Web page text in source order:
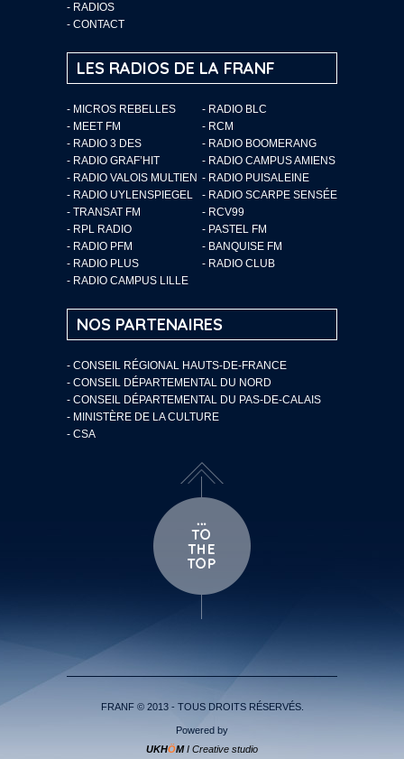
- RADIOS
- CONTACT
LES RADIOS DE LA FRANF
- MICROS REBELLES
- RADIO BLC
- MEET FM
- RCM
- RADIO 3 DES
- RADIO BOOMERANG
- RADIO GRAF’HIT
- RADIO CAMPUS AMIENS
- RADIO VALOIS MULTIEN - RADIO PUISALEINE
- RADIO UYLENSPIEGEL
- RADIO SCARPE SENSÉE
- TRANSAT FM
- RCV99
- RPL RADIO
- PASTEL FM
- RADIO PFM
- BANQUISE FM
- RADIO PLUS
- RADIO CLUB
- RADIO CAMPUS LILLE
NOS PARTENAIRES
- CONSEIL RÉGIONAL HAUTS-DE-FRANCE
- CONSEIL DÉPARTEMENTAL DU NORD
- CONSEIL DÉPARTEMENTAL DU PAS-DE-CALAIS
- MINISTÈRE DE LA CULTURE
- CSA
FRANF © 2013 - TOUS DROITS RÉSERVÉS.
Powered by
UKHÖMI Creative studio